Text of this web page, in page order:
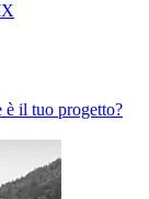
è il tuo progetto?